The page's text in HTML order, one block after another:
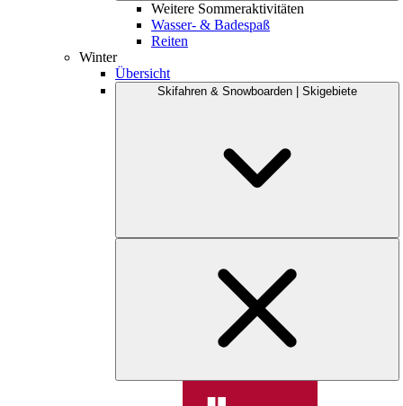
Weitere Sommeraktivitäten
Wasser- & Badespaß
Reiten
Winter
Übersicht
Skifahren & Snowboarden | Skigebiete